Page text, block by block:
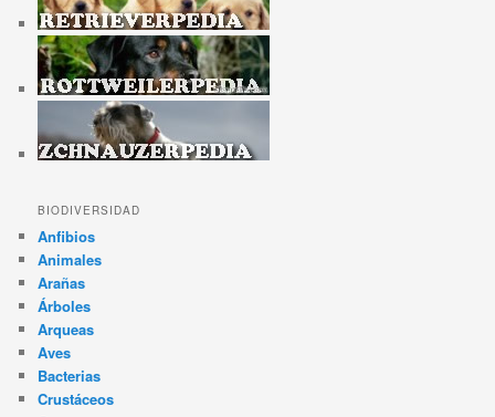
BIODIVERSIDAD
Anfibios
Animales
Arañas
Árboles
Arqueas
Aves
Bacterias
Crustáceos